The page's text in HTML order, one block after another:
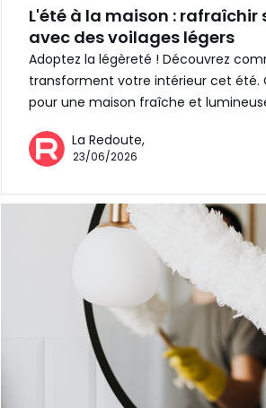
L'été à la maison : rafraîchir
avec des voilages légers
Adoptez la légèreté ! Découvrez
transforment votre intérieur cet été.
pour une maison fraîche et
La Redoute,
23/06/2026